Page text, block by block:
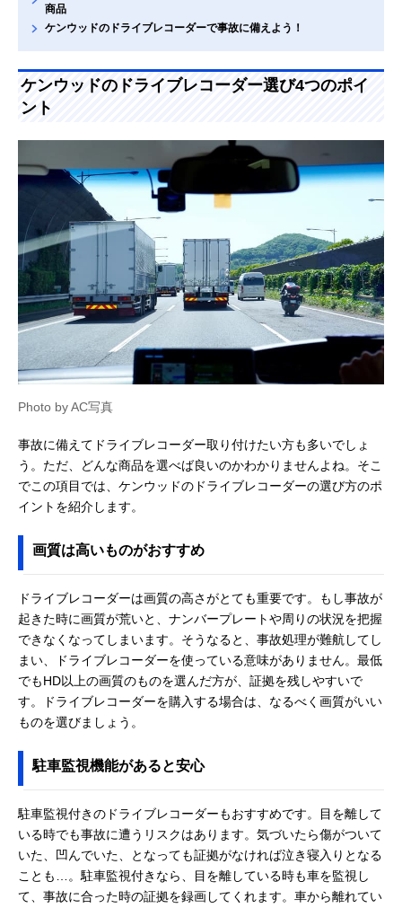
商品
ケンウッドのドライブレコーダーで事故に備えよう！
ケンウッドのドライブレコーダー選び4つのポイ
ント
Photo by AC写真
事故に備えてドライブレコーダー取り付けたい方も多いでしょ
う。ただ、どんな商品を選べば良いのかわかりませんよね。そこ
でこの項目では、ケンウッドのドライブレコーダーの選び方のポ
イントを紹介します。
画質は高いものがおすすめ
ドライブレコーダーは画質の高さがとても重要です。もし事故が
起きた時に画質が荒いと、ナンバープレートや周りの状況を把握
できなくなってしまいます。そうなると、事故処理が難航してし
まい、ドライブレコーダーを使っている意味がありません。最低
でもHD以上の画質のものを選んだ方が、証拠を残しやすいで
す。ドライブレコーダーを購入する場合は、なるべく画質がいい
ものを選びましょう。
駐車監視機能があると安心
駐車監視付きのドライブレコーダーもおすすめです。目を離して
いる時でも事故に遭うリスクはあります。気づいたら傷がついて
いた、凹んでいた、となっても証拠がなければ泣き寝入りとなる
ことも…。駐車監視付きなら、目を離している時も車を監視し
て、事故に合った時の証拠を録画してくれます。車から離れてい